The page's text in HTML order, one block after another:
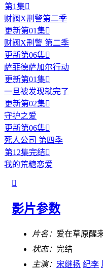
第1集
财阀X刑警第二季
更新第01集
财阀X刑警 第二季
更新第06集
萨菲德萨加尔行动
更新第01集
一旦被发现就完了
更新第02集
守护之爱
更新第06集
死人公司 第四季
第12集完结
我的荒糖恋爱

影片参数
片名： 爱在草原醒
状态： 完结
主演： 宋继扬 纪李